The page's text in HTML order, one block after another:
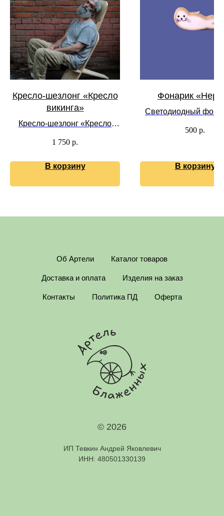
Кресло-шезлонг «Кресло
викинга»
Кресло-шезлонг «Кресло
массива сосны и березы без
покрытия.
1 750 р.
В корзину
Фонарик
Светодиодный
500 р.
В корзину
Об Артели Каталог товаров
Доставка и оплата Изделия на заказ
Контакты Политика ПД Оферта
© 2026
ИП Тевкин Андрей Яковлевич
ИНН: 480501330139